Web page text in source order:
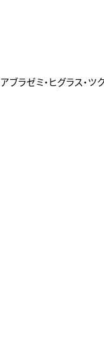
ブラゼミ・ヒグラス・ツ